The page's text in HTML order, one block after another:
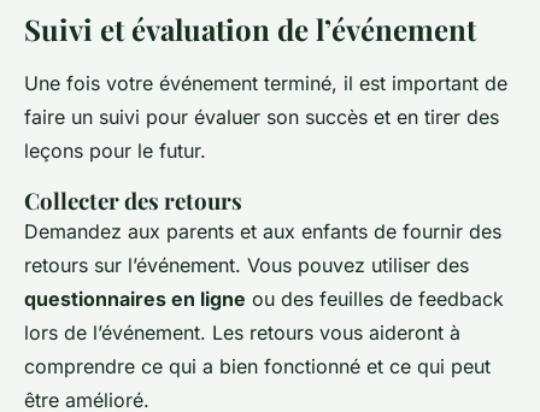
Suivi et évaluation de l’événement
Une fois votre événement terminé, il est important de
faire un suivi pour évaluer son succès et en tirer des
leçons pour le futur.
Collecter des retours
Demandez aux parents et aux enfants de fournir des
retours sur l’événement. Vous pouvez utiliser des
questionnaires en ligne ou des feuilles de feedback
lors de l’événement. Les retours vous aideront à
comprendre ce qui a bien fonctionné et ce qui peut
être amélioré.